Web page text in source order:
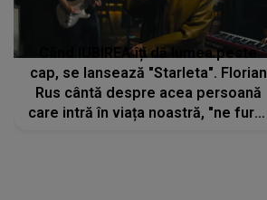
Când IUBIREA îți dă lumea peste
cap, se lansează "Starleta". Florian
Rus cântă despre acea persoană
care intră în viața noastră, "ne fură"